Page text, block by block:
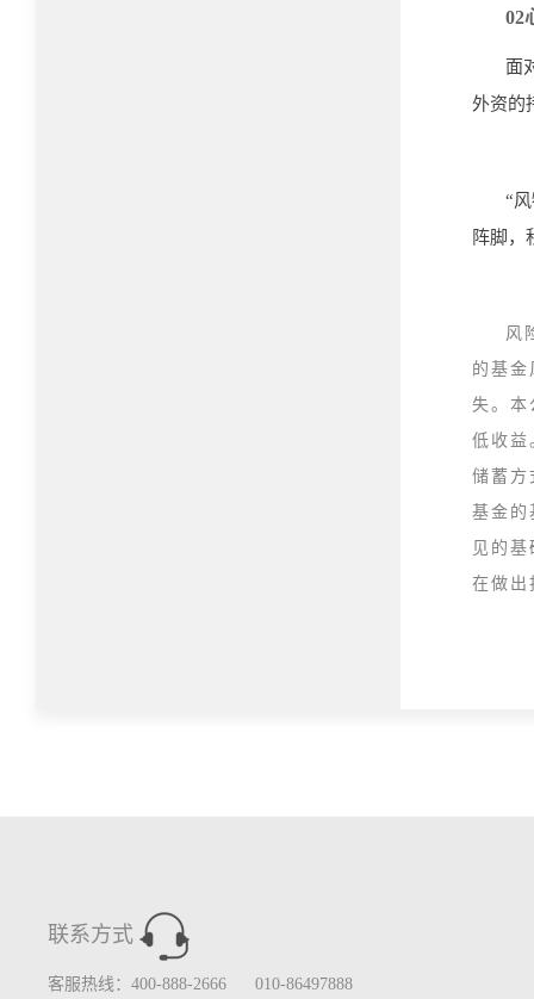
02
面
外资的
“
阵脚，
风
的基
失。本
低收益
储蓄方
基金的
见的
在做出
联系方式
客服热线：400-888-2666 010-86497888